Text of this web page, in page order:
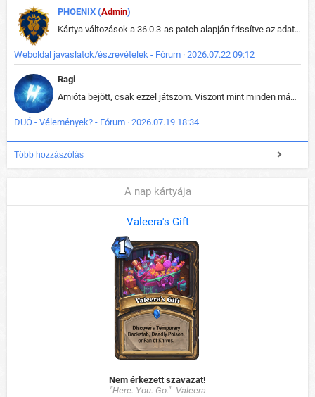
PHOENIX (Admin)
Kártya változások a 36.0.3-as patch alapján frissítve az adatbázisban (képek is cserélve).
Weboldal javaslatok/észrevételek - Fórum · 2026.07.22 09:12
Ragi
Amióta bejött, csak ezzel játszom. Viszont mint minden más - akár az alapjáték is, ez is baromira összetett lett. Néha már pár kör után is esélytelen az egész. Vagy irreállisan túltápol valaki, vagy lelép a partner, vagy csak hülye mint a segg. És amikor eljönne az én időm, na akkor jön el mindenki másé is. Engem jobban érdekelne, hogy ki milyen ratingen szokott játszani. Na ez lenne egy érdekes adat.
DUÓ - Vélemények? - Fórum · 2026.07.19 18:34
Több hozzászólás
A nap kártyája
Valeera's Gift
Nem érkezett szavazat!
"Here. You. Go." -Valeera